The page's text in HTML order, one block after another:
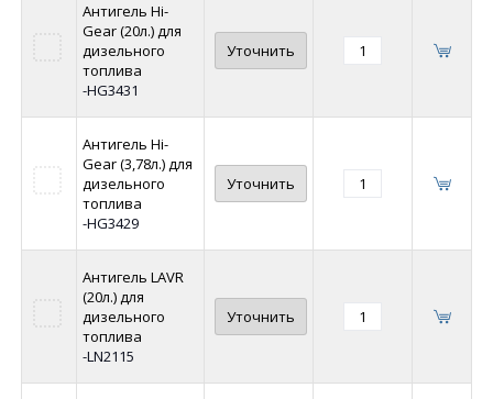
Антигель Hi-
Gear (20л.) для
дизельного
топлива
-HG3431
Уточнить
Антигель Hi-
Gear (3,78л.) для
дизельного
топлива
-HG3429
Уточнить
Антигель LAVR
(20л.) для
дизельного
топлива
-LN2115
Уточнить